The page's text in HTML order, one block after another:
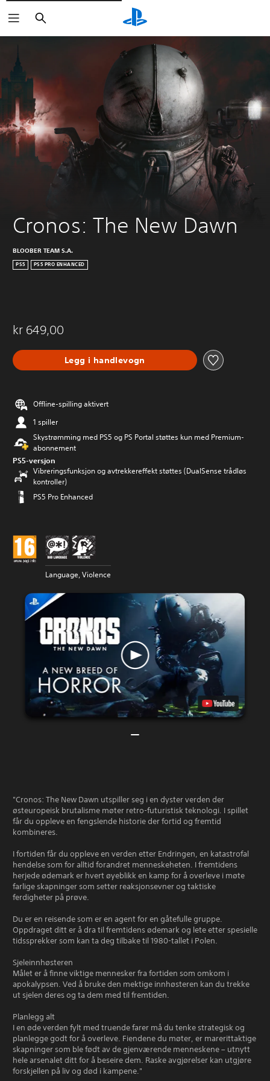
Søk
Cronos: The New Dawn
BLOOBER TEAM S.A.
PS5 PS5 PRO ENHANCED
kr 649,00
Legg i handlevogn
Offline-spilling aktivert
1 spiller
Skystrømming med PS5 og PS Portal støttes kun med Premium-
abonnement
PS5-versjon
Vibreringsfunksjon og avtrekkereffekt støttes (DualSense trådløs
kontroller)
PS5 Pro Enhanced
Language, Violence
"Cronos: The New Dawn utspiller seg i en dyster verden der
østeuropeisk brutalisme møter retro-futuristisk teknologi. I spillet
får du oppleve en fengslende historie der fortid og fremtid
kombineres.
I fortiden får du oppleve en verden etter Endringen, en katastrofal
hendelse som for alltid forandret menneskeheten. I fremtidens
herjede ødemark er hvert øyeblikk en kamp for å overleve i møte
farlige skapninger som setter reaksjonsevner og taktiske
ferdigheter på prøve.
Du er en reisende som er en agent for en gåtefulle gruppe.
Oppdraget ditt er å dra til fremtidens ødemark og lete etter spesielle
tidssprekker som kan ta deg tilbake til 1980-tallet i Polen.
Sjeleinnhøsteren
Målet er å finne viktige mennesker fra fortiden som omkom i
apokalypsen. Ved å bruke den mektige innhøsteren kan du trekke
ut sjelen deres og ta dem med til fremtiden.
Planlegg alt
I en øde verden fylt med truende farer må du tenke strategisk og
planlegge godt for å overleve. Fiendene du møter, er marerittaktige
skapninger som ble født av de gjenværende menneskene – utnytt
hele arsenalet ditt for å beseire dem. Raske avgjørelser kan utgjøre
forskjellen på liv og død i kampene."